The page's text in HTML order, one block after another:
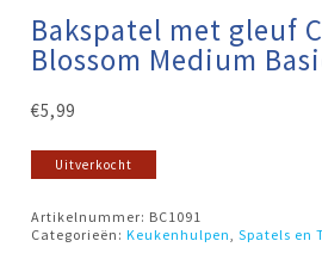
Bakspatel met gleuf
Blossom Medium
€5,99
Uitverkocht
Artikelnummer: BC1091
Categorieën:Keukenhulpen ,Spatels en